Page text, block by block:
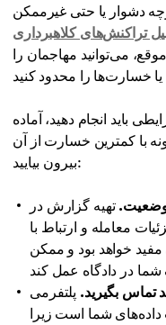
دشوار یا حتی غیرممکن
تراکنش‌های کلاهبرداری
موقع، می‌توانید مهاجمان را
باید انجام دهید، آماده
با کمترین خسارت از آن
بیرون بیایید:
وضعیت. تهیه گزارش در
معامله و ارتباط با
مفید خواهد بود و ممکن
تماس بگیرید. پلتفرمی
شما است زیرا